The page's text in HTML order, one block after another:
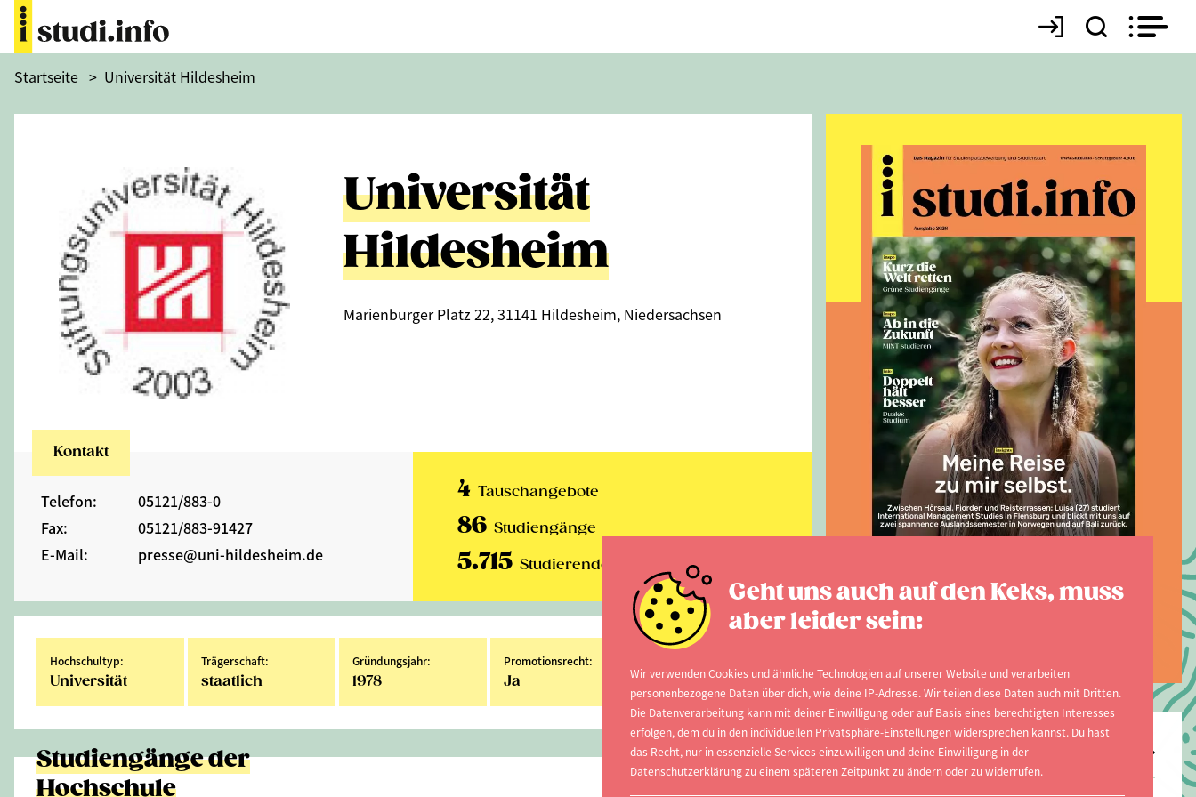
Geht uns auch auf den Keks, muss
aber leider sein:
Wir verwenden Cookies und ähnliche Technologien auf unserer Website und verarbeiten
personenbezogene Daten über dich, wie deine IP-Adresse. Wir teilen diese Daten auch mit Dritten.
Die Datenverarbeitung kann mit deiner Einwilligung oder auf Basis eines berechtigten Interesses
erfolgen, dem du in den individuellen Privatsphäre-Einstellungen widersprechen kannst. Du hast
das Recht, nur in essenzielle Services einzuwilligen und deine Einwilligung in der
Datenschutzerklärung zu einem späteren Zeitpunkt zu ändern oder zu widerrufen.
Startseite > Universität Hildesheim
Universität
Hildesheim
Marienburger Platz 22, 31141 Hildesheim, Niedersachsen
Kontakt
Telefon:
05121/883-0
Fax:
05121/883-91427
E-Mail:
presse@uni-hildesheim.de
4 Tauschangebote
86 Studiengänge
5.715 Studierende
Hochschultyp:
Universität
Trägerschaft:
staatlich
Gründungsjahr:
1978
Promotionsrecht:
Ja Ja
Studiengänge der
Hochschule
AUSGABE 2026
Jetzt zur aktuellen
Ausgabe
Top-Hochschulen
Freie Universität Berlin